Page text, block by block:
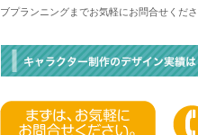
ブプランニングまでお気軽にお問合せくだ